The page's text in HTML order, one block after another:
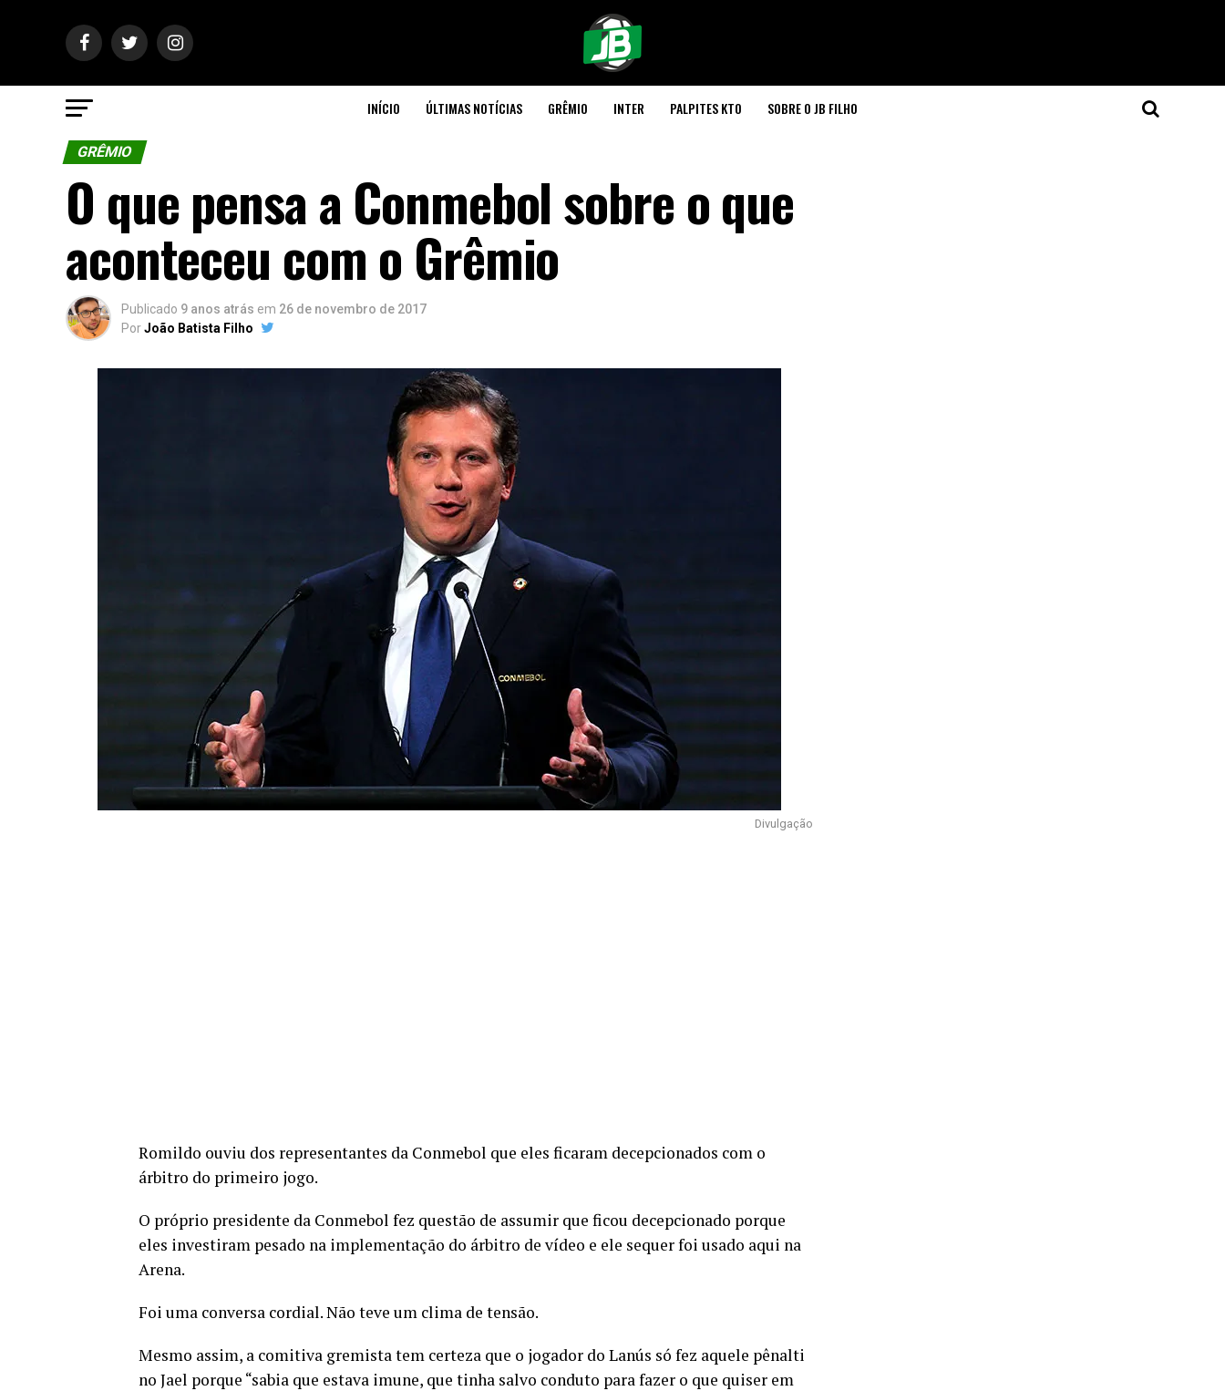
INÍCIO ÚLTIMAS NOTÍCIAS GRÊMIO INTER PALPITES KTO SOBRE O JB FILHO
GRÊMIO
O que pensa a Conmebol sobre o que
aconteceu com o Grêmio
Publicado 9 anos atrás em 26 de novembro de 2017
PorJoão Batista Filho
Divulgação
Romildo ouviu dos representantes da Conmebol que eles ficaram decepcionados com o
árbitro do primeiro jogo.
O próprio presidente da Conmebol fez questão de assumir que ficou decepcionado porque
eles investiram pesado na implementação do árbitro de vídeo e ele sequer foi usado aqui na
Arena.
Foi uma conversa cordial. Não teve um clima de tensão.
Mesmo assim, a comitiva gremista tem certeza que o jogador do Lanús só fez aquele pênalti
no Jael porque “sabia que estava imune, que tinha salvo conduto para fazer o que quiser em